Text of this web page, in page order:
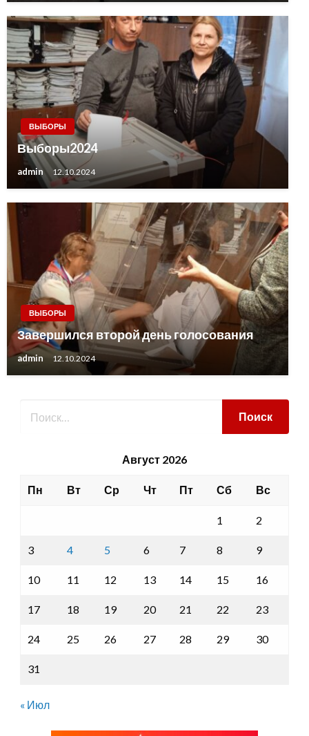
ВЫБОРЫ
Выборы2024
admin 12.10.2024
ВЫБОРЫ
Завершился второй день голосования
admin 12.10.2024
Август 2026
Пн Вт Ср Чт Пт Сб Вс
1 2
3 4 5 6 7 8 9
10 11 12 13 14 15 16
17 18 19 20 21 22 23
24 25 26 27 28 29 30
31
« Июл